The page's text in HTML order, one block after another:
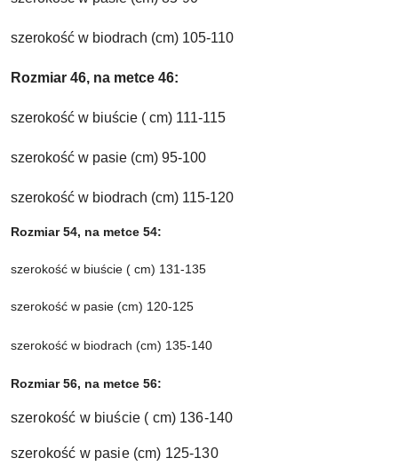
szerokość w biodrach (cm) 105-110
Rozmiar 46, na metce 46:
szerokość w biuście ( cm) 111-115
szerokość w pasie (cm) 95-100
szerokość w biodrach (cm) 115-120
Rozmiar 54, na metce 54:
szerokość w biuście ( cm) 131-135
szerokość w pasie (cm) 120-125
szerokość w biodrach (cm) 135-140
Rozmiar 56, na metce 56:
szerokość w biuście ( cm) 136-140
szerokość w pasie (cm) 125-130